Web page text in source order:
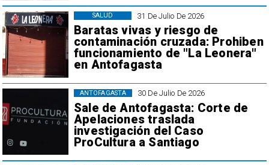
31 De Julio De 2026
Baratas vivas y riesgo de
contaminación cruzada: Prohiben
funcionamiento de "La Leonera"
en Antofagasta
SALUD
30 De Julio De 2026
Sale de Antofagasta: Corte de
Apelaciones traslada
investigación del Caso
ProCultura a Santiago
ANTOFAGASTA